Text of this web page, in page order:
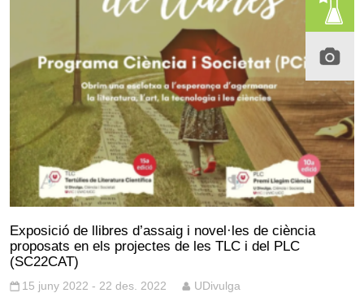
Exposició de llibres d’assaig i novel·les de ciència
proposats en els projectes de les TLC i del PLC
(SC22CAT)
15 juny 2022 - 22 des. 2022 UDivulga